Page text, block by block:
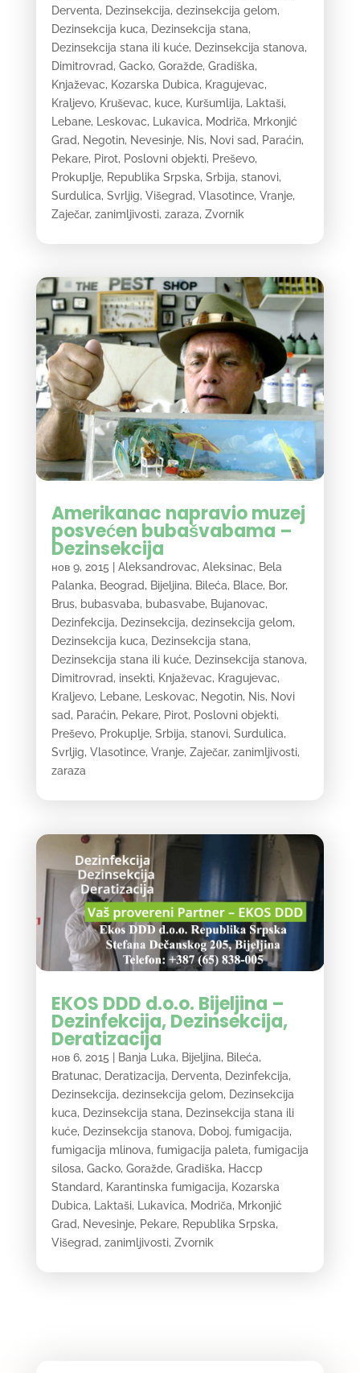
Derventa, Dezinsekcija, dezinsekcija gelom,
Dezinsekcija kuca, Dezinsekcija stana,
Dezinsekcija stana ili kuće, Dezinsekcija stanova,
Dimitrovrad, Gacko, Goražde, Gradiška,
Knjaževac, Kozarska Dubica, Kragujevac,
Kraljevo, Kruševac, kuce, Kuršumlija, Laktaši,
Lebane, Leskovac, Lukavica, Modriča, Mrkonjić
Grad, Negotin, Nevesinje, Nis, Novi sad, Paraćin,
Pekare, Pirot, Poslovni objekti, Preševo,
Prokuplje, Republika Srpska, Srbija, stanovi,
Surdulica, Svrljig, Višegrad, Vlasotince, Vranje,
Zaječar, zanimljivosti, zaraza, Zvornik
Amerikanac napravio muzej
posvećen bubašvabama –
Dezinsekcija
нов 9, 2015 Aleksandrovac, Aleksinac, Bela
Palanka, Beograd, Bijeljina, Bileća, Blace, Bor,
Brus, bubasvaba, bubasvabe, Bujanovac,
Dezinfekcija, Dezinsekcija, dezinsekcija gelom,
Dezinsekcija kuca, Dezinsekcija stana,
Dezinsekcija stana ili kuće, Dezinsekcija stanova,
Dimitrovrad, insekti, Knjaževac, Kragujevac,
Kraljevo, Lebane, Leskovac, Negotin, Nis, Novi
sad, Paraćin, Pekare, Pirot, Poslovni objekti,
Preševo, Prokuplje, Srbija, stanovi, Surdulica,
Svrljig, Vlasotince, Vranje, Zaječar, zanimljivosti,
zaraza
EKOS DDD d.o.o. Bijeljina –
Dezinfekcija, Dezinsekcija,
Deratizacija
нов 6, 2015 | Banja Luka, Bijeljina, Bileća,
Bratunac, Deratizacija, Derventa, Dezinfekcija,
Dezinsekcija, dezinsekcija gelom, Dezinsekcija
kuca, Dezinsekcija stana, Dezinsekcija stana ili
kuće, Dezinsekcija stanova, Doboj, fumigacija,
fumigacija mlinova, fumigacija paleta, fumigacija
silosa, Gacko, Goražde, Gradiška, Haccp
Standard, Karantinska fumigacija, Kozarska
Dubica, Laktaši, Lukavica, Modriča, Mrkonjić
Grad, Nevesinje, Pekare, Republika Srpska,
Višegrad, zanimljivosti, Zvornik